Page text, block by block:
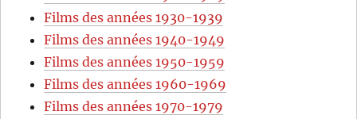
Films des années 1930-1939
Films des années 1940-1949
Films des années 1950-1959
Films des années 1960-1969
Films des années 1970-1979